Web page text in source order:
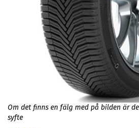
Om det finns en fälg med på bilden är
syfte